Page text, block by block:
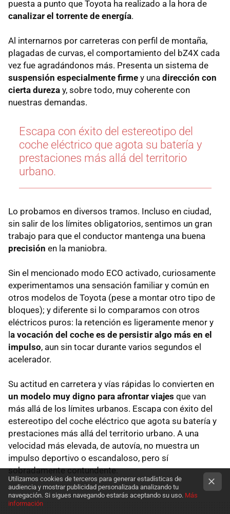
puesta a punto que Toyota ha realizado a la hora de
canalizar el torrente de energía.
Al internarnos por carreteras con perfil de montaña,
plagadas de curvas, el comportamiento del bZ4X cada
vez fue agradándonos más. Presenta un sistema de
suspensión especialmente firme y una dirección con
cierta dureza y, sobre todo, muy coherente con
nuestras demandas.
Escapa con éxito del estereotipo del
coche eléctrico que agota su batería y
prestaciones más allá del territorio
urbano.
Lo probamos en diversos tramos. Incluso en ciudad,
sin salir de los límites obligatorios, sentimos un gran
trabajo para que el conductor mantenga una buena
precisión en la maniobra.
Sin el mencionado modo ECO activado, curiosamente
experimentamos una sensación familiar y común en
otros modelos de Toyota (pese a montar otro tipo de
bloques); y diferente si lo comparamos con otros
eléctricos puros: la retención es ligeramente menor y
la vocación del coche es de persistir algo más en el
impulso, aun sin tocar durante varios segundos el
acelerador.
Su actitud en carretera y vías rápidas lo convierten en
un modelo muy digno para afrontar viajes que van
más allá de los límites urbanos. Escapa con éxito del
estereotipo del coche eléctrico que agota su batería y
prestaciones más allá del territorio urbano. A una
velocidad más elevada, de autovía, no muestra un
impulso deportivo o escandaloso, pero sí
sobradamente contundente.
Utilizamos cookies de terceros para generar estadísticas de
audiencia y mostrar publicidad personalizada analizando tu
navegación. Si sigues navegando estarás aceptando su uso. Más
información